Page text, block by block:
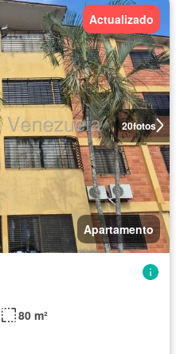
20fotos
Actualizado
Apartamento
80 m²